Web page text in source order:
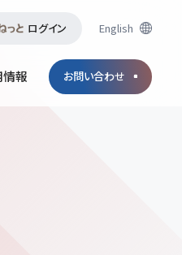
English
ログイン
報 お問い合わせ